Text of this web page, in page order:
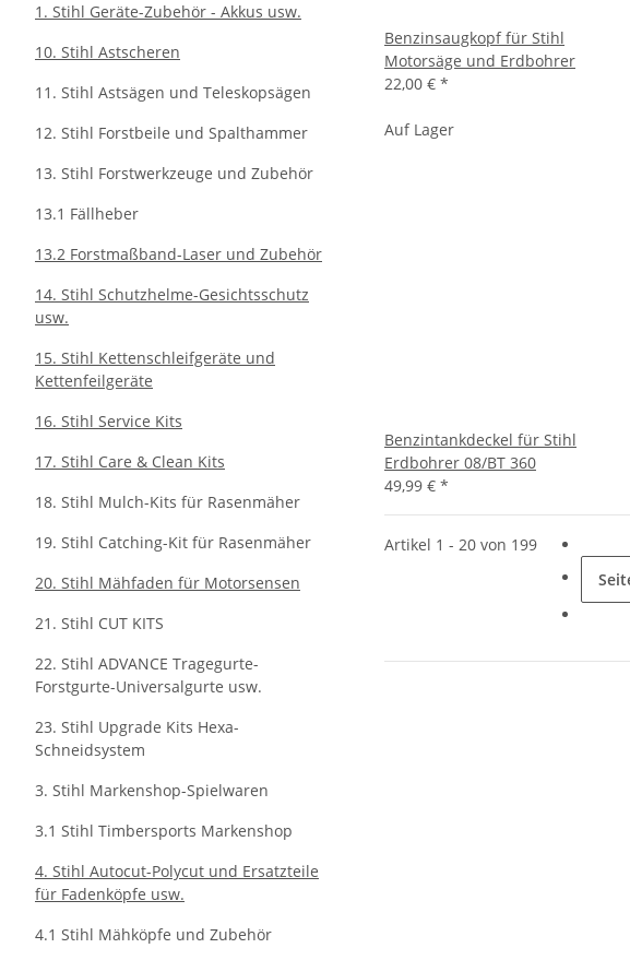
Benzinsaugkopf für Stihl
Motorsäge und Erdbohrer
22,00 € *
Auf Lager
Benzintankdeckel für Stihl
Erdbohrer 08/BT 360
49,99 € *
Artikel 1 - 20 von 199
1. Stihl Geräte-Zubehör - Akkus usw.
10. Stihl Astscheren
11. Stihl Astsägen und Teleskopsägen
12. Stihl Forstbeile und Spalthammer
13. Stihl Forstwerkzeuge und Zubehör
13.1 Fällheber
13.2 Forstmaßband-Laser und Zubehör
14. Stihl Schutzhelme-Gesichtsschutz
usw.
15. Stihl Kettenschleifgeräte und
Kettenfeilgeräte
16. Stihl Service Kits
17. Stihl Care & Clean Kits
18. Stihl Mulch-Kits für Rasenmäher
19. Stihl Catching-Kit für Rasenmäher
20. Stihl Mähfaden für Motorsensen
21. Stihl CUT KITS
22. Stihl ADVANCE Tragegurte-
Forstgurte-Universalgurte usw.
23. Stihl Upgrade Kits Hexa-
Schneidsystem
3. Stihl Markenshop-Spielwaren
3.1 Stihl Timbersports Markenshop
4. Stihl Autocut-Polycut und Ersatzteile
für Fadenköpfe usw.
4.1 Stihl Mähköpfe und Zubehör